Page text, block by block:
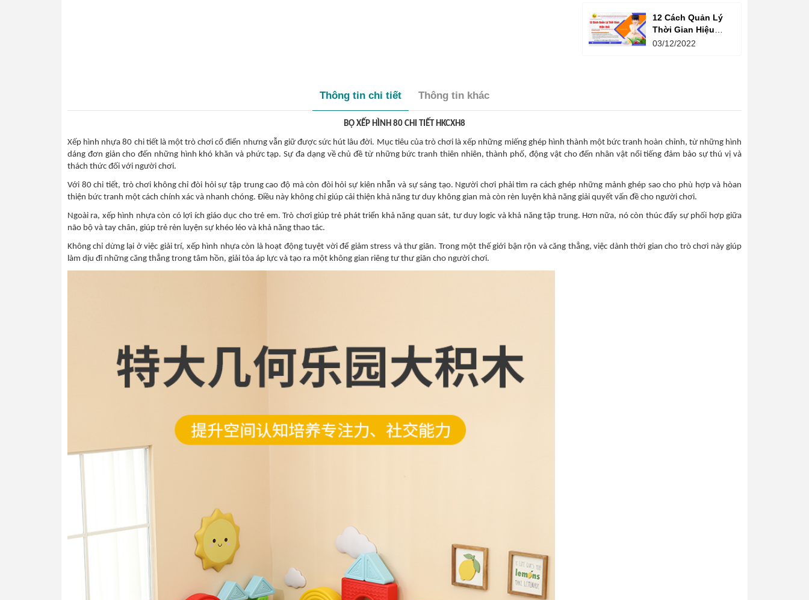
năng lượng
12 Cách Quản Lý
Thời Gian Hiệu
Quả - 4 phương
03/12/2022
Thông tin chi tiết Thông tin khác
BỘ XẾP HÌNH 80 CHI TIẾT HKCXH8
Xếp hình nhựa 80 chi tiết là một trò chơi cổ điển nhưng vẫn giữ được sức hút lâu đời. Mục tiêu của trò chơi là xếp những miếng ghép hình thành một bức tranh hoàn chỉnh, từ những hình
dáng đơn giản cho đến những hình khó khăn và phức tạp. Sự đa dạng về chủ đề từ những bức tranh thiên nhiên, thành phố, động vật cho đến nhân vật nổi tiếng đảm bảo sự thú vị và
thách thức đối với người chơi.
Với 80 chi tiết, trò chơi không chỉ đòi hỏi sự tập trung cao độ mà còn đòi hỏi sự kiên nhẫn và sự sáng tạo. Người chơi phải tìm ra cách ghép những mảnh ghép sao cho phù hợp và hòan
thiện bức tranh một cách chính xác và nhanh chóng. Điều này không chỉ giúp cải thiện khả năng tư duy không gian mà còn rèn luyện khả năng giải quyết vấn đề cho người chơi.
Ngoài ra, xếp hình nhựa còn có lợi ích giáo dục cho trẻ em. Trò chơi giúp trẻ phát triển khả năng quan sát, tư duy logic và khả năng tập trung. Hơn nữa, nó còn thúc đẩy sự phối hợp giữa
não bộ và tay chân, giúp trẻ rèn luyện sự khéo léo và khả năng thao tác.
Không chỉ dừng lại ở việc giải trí, xếp hình nhựa còn là hoạt động tuyệt vời để giảm stress và thư giãn. Trong một thế giới bận rộn và căng thẳng, việc dành thời gian cho trò chơi này giúp
làm dịu đi những căng thẳng trong tâm hồn, giải tỏa áp lực và tạo ra một không gian riêng tư thư giãn cho người chơi.